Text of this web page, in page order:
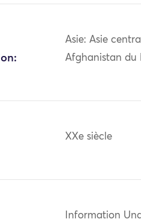
Asie: Asie
Afghanistan du
XXe siècle
Information